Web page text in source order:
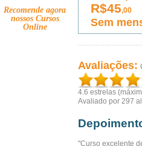
Recomende agora
nossos Cursos
Online
R$45,00
Sem
Avaliações:
4.6 estrelas
Avaliado por 297
"Curso excelente